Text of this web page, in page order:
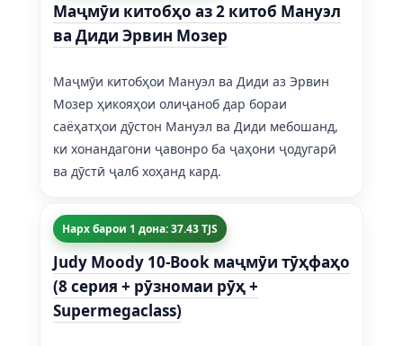
Маҷмӯи китобҳо аз 2 китоб Мануэл
ва Диди Эрвин Мозер
Маҷмӯи китобҳои Мануэл ва Диди аз Эрвин
Мозер ҳикояҳои олиҷаноб дар бораи
саёҳатҳои дӯстон Мануэл ва Диди мебошанд,
ки хонандагони ҷавонро ба ҷаҳони ҷодугарӣ
ва дӯстӣ ҷалб хоҳанд кард.
Нарх барои 1 дона: 37.43 TJS
Judy Moody 10-Book маҷмӯи тӯҳфаҳо
(8 серия + рӯзномаи рӯҳ +
Supermegaclass)